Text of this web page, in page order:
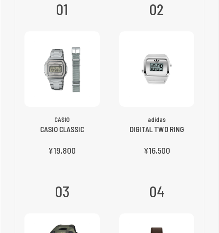
01
CASIO
CASIO CLASSIC
¥19,800
02
adidas
DIGITAL TWO RING
¥16,500
03 04